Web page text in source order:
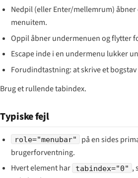
Nedpil (eller Enter/mellemrum)
menuitem.
Oppil åbner undermenuen og flytter
Escape inde i en undermenu lukker
Forudindtastning: at skrive et
Brug et rullende tabindex.
Typiske fejl
role="menubar" på en sides
brugerforventning.
Hvert element har
tabindex="0" ,